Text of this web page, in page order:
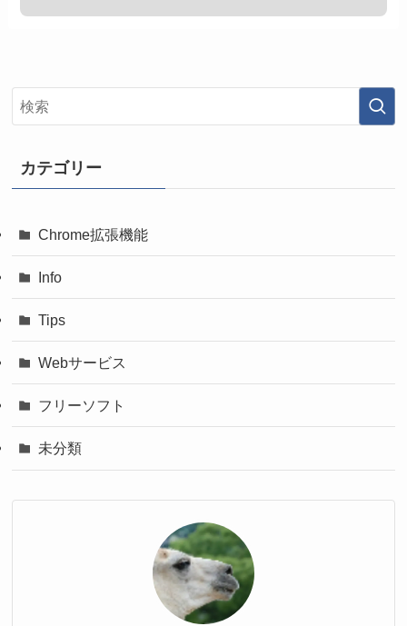
カテゴリー
Chrome拡張機能
Info
Tips
Webサービス
フリーソフト
未分類